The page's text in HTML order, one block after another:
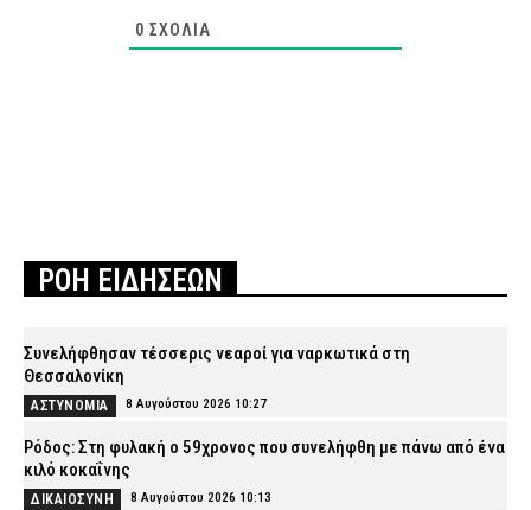
0 ΣΧΌΛΙΑ
ΡΟΗ ΕΙΔΗΣΕΩΝ
Συνελήφθησαν τέσσερις νεαροί για ναρκωτικά στη
Θεσσαλονίκη
ΑΣΤΥΝΟΜΙΑ 8 Αυγούστου 2026 10:27
Ρόδος: Στη φυλακή ο 59χρονος που συνελήφθη με πάνω από ένα
κιλό κοκαΐνης
ΔΙΚΑΙΟΣΥΝΗ 8 Αυγούστου 2026 10:13